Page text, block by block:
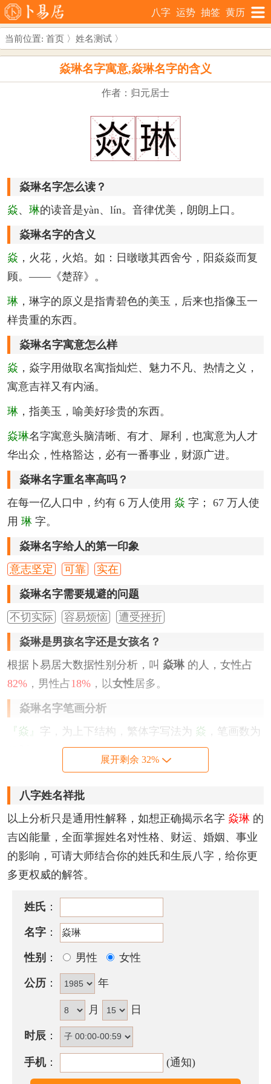
八字 运势 抽签 黄历
当前位置: 首页 〉 姓名测试 〉
焱琳名字寓意,焱琳名字的含义
作者：归元居士
焱琳名字怎么读？
焱、 琳的读音是yàn、lín。音律优美，朗朗上口。
焱琳名字的含义
焱 ，火花，火焰。如：日暾暾其西舍兮，阳焱焱而复
顾。——《楚辞》。
琳 ，琳字的原义是指青碧色的美玉，后来也指像玉一
样贵重的东西。
焱琳名字寓意怎么样
焱 ，焱字用做取名寓指灿烂、魅力不凡、热情之义，
寓意吉祥又有内涵。
琳 ，指美玉，喻美好珍贵的东西。
焱琳名字寓意头脑清晰、有才、犀利，也寓意为人才
华出众，性格豁达，必有一番事业，财源广进。
焱琳名字重名率高吗？
在每一亿人口中，约有 6 万人使用 焱 字； 67 万人使
用 琳 字。
焱琳名字给人的第一印象
意志坚定
可靠 实在
焱琳名字需要规避的问题
不切实际
容易烦恼 遭受挫折
焱琳是男孩名字还是女孩名？
根据卜易居大数据性别分析，叫 焱琳的人，女性占
82% ，男性占 18% ，以女性居多。
焱琳名字笔画分析
『焱』 字，为上下结构，繁体字写法为 焱 ，笔画数为
字，为左中右结构，繁体字写法为琳
12划。
该名字的五格笔画搭配为： 12-12，五格大吉。
焱琳名字性格印象
易放弃好机会。一生发展较缓慢。
焱琳名字五行属性
焱琳的姓名五行组合是： 火
人意志坚定，为自己理想不断奋斗，耐性佳，能忍受
艰苦，若能团结和信任他人，则必定会取得大的成
焱琳名字能打多少分？
焱琳名字评分为：99分（评分由卜易居根据姓名五格
展开剩余 32%
八字姓名祥批
以上分析只是通用性解释，如想正确揭示名字 焱琳 的
吉凶能量，全面掌握姓名对性格、财运、婚姻、事业
的影响，可请大师结合你的姓氏和生辰八字，给你更
多更权威的解答。
姓氏 ：
名字 ：
性别 ： 男性 女性
公历 ： 年
月 日
时辰 ：
手机： (通知)